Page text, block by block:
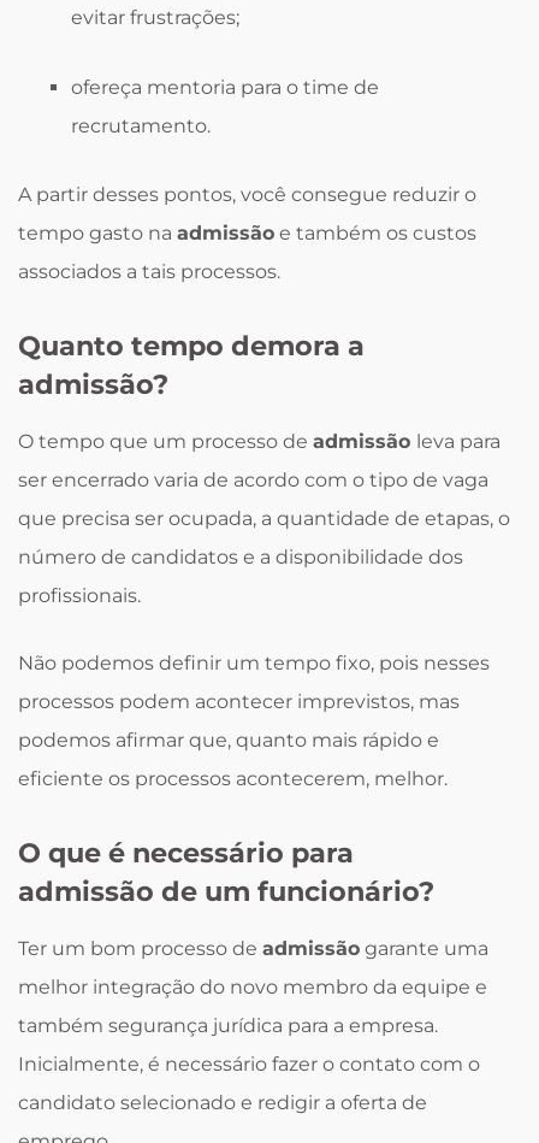
evitar frustrações;
ofereça mentoria para o time de
recrutamento.
A partir desses pontos, você consegue reduzir o
tempo gasto na admissão e também os custos
associados a tais processos.
Quanto tempo demora a
admissão?
O tempo que um processo de admissão leva para
ser encerrado varia de acordo com o tipo de vaga
que precisa ser ocupada, a quantidade de etapas, o
número de candidatos e a disponibilidade dos
profissionais.
Não podemos definir um tempo fixo, pois nesses
processos podem acontecer imprevistos, mas
podemos afirmar que, quanto mais rápido e
eficiente os processos acontecerem, melhor.
O que é necessário para
admissão de um funcionário?
Ter um bom processo de admissão garante uma
melhor integração do novo membro da equipe e
também segurança jurídica para a empresa.
Inicialmente, é necessário fazer o contato com o
candidato selecionado e redigir a oferta de